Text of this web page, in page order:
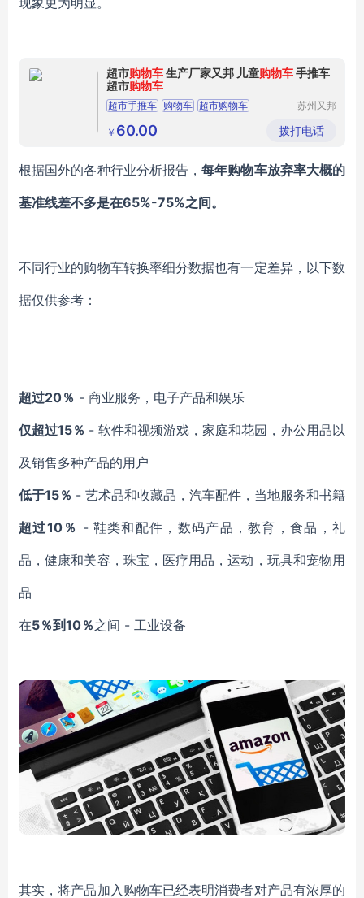
超市购物车生产厂家又邦 儿童购物车手推车
超市购物车
超市手推车 购物车 超市购物车
儿童手推车
苏州又邦
有限公司
￥ 60.00 拨打电话
根据国外的各种行业分析报告，每年购物车放弃率大概的
基准线差不多是在65%-75%之间。
不同行业的购物车转换率细分数据也有一定差异，以下数
据仅供参考：
超过20％ - 商业服务，电子产品和娱乐
仅超过15％ - 软件和视频游戏，家庭和花园，办公用品以
及销售多种产品的用户
低于15％ - 艺术品和收藏品，汽车配件，当地服务和书籍
超过10％ - 鞋类和配件，数码产品，教育，食品，礼
品，健康和美容，珠宝，医疗用品，运动，玩具和宠物用
品
在5％到10％之间 - 工业设备
其实，将产品加入购物车已经表明消费者对产品有浓厚的